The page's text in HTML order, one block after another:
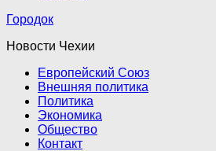
Городок
Новости Чехии
Европейский Союз
Внешняя политика
Политика
Экономика
Общество
Контакт